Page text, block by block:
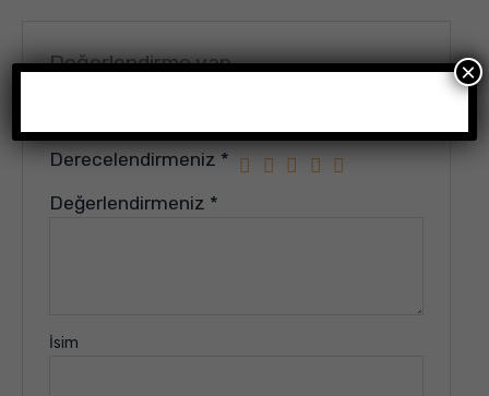
Değerlendirme yap
Derecelendirmeniz *
Değerlendirmeniz *
İsim
×